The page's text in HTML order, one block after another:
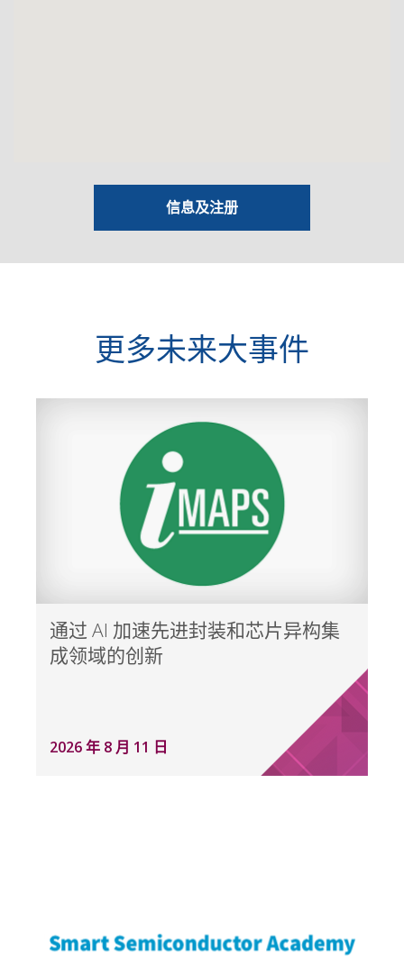
信息及注册
更多未来大事件
通过 AI 加速先进封装和芯片异构集
成领域的创新
2026 年 8 月 11 日